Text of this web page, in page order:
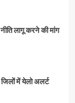
लागू करने की मांग
में येलो अलर्ट